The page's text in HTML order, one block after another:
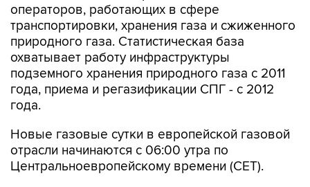
операторов, работающих в сфере
транспортировки, хранения газа и сжиженного
природного газа. Статистическая база
охватывает работу инфраструктуры
подземного хранения природного газа с 2011
года, приема и регазификации СПГ - с 2012
года.
Новые газовые сутки в европейской газовой
отрасли начинаются c 06:00 утра по
Центральноевропейскому времени (CET).